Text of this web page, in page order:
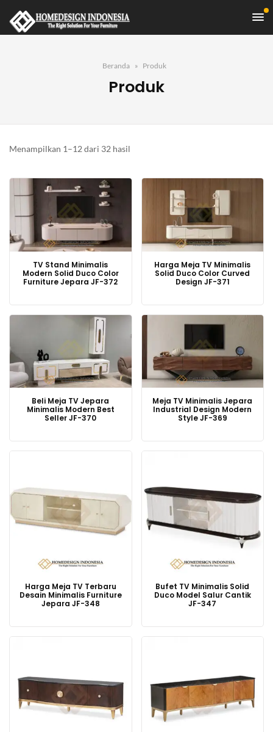
Beranda Produk
Produk
Menampilkan 1–12 dari 32 hasil
yang
TV Stand Minimalis
Modern Solid Duco Color
Furniture Jepara JF-372
Harga Meja TV Minimalis
Solid Duco Color Curved
Design JF-371
Beli Meja TV Jepara
Minimalis Modern Best
Seller JF-370
Meja TV Minimalis Jepara
Industrial Design Modern
Style JF-369
Harga Meja TV Terbaru
Desain Minimalis Furniture
Jepara JF-348
Bufet TV Minimalis Solid
Duco Model Salur Cantik
JF-347